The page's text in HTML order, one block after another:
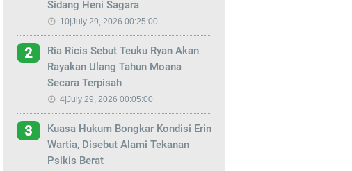
Sidang Heni Sagara
10|July 29, 2026 00:25:00
2
Ria Ricis Sebut Teuku Ryan Akan
Rayakan Ulang Tahun Moana
Secara Terpisah
4|July 29, 2026 00:05:00
3
Kuasa Hukum Bongkar Kondisi Erin
Wartia, Disebut Alami Tekanan
Psikis Berat